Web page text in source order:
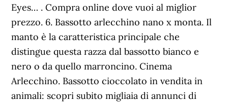
Eyes… . Compra online dove vuoi al miglior
prezzo. 6. Bassotto arlecchino nano x monta. Il
manto è la caratteristica principale che
distingue questa razza dal bassotto bianco e
nero o da quello marroncino. Cinema
Arlecchino. Bassotto cioccolato in vendita in
animali: scopri subito migliaia di annunci di